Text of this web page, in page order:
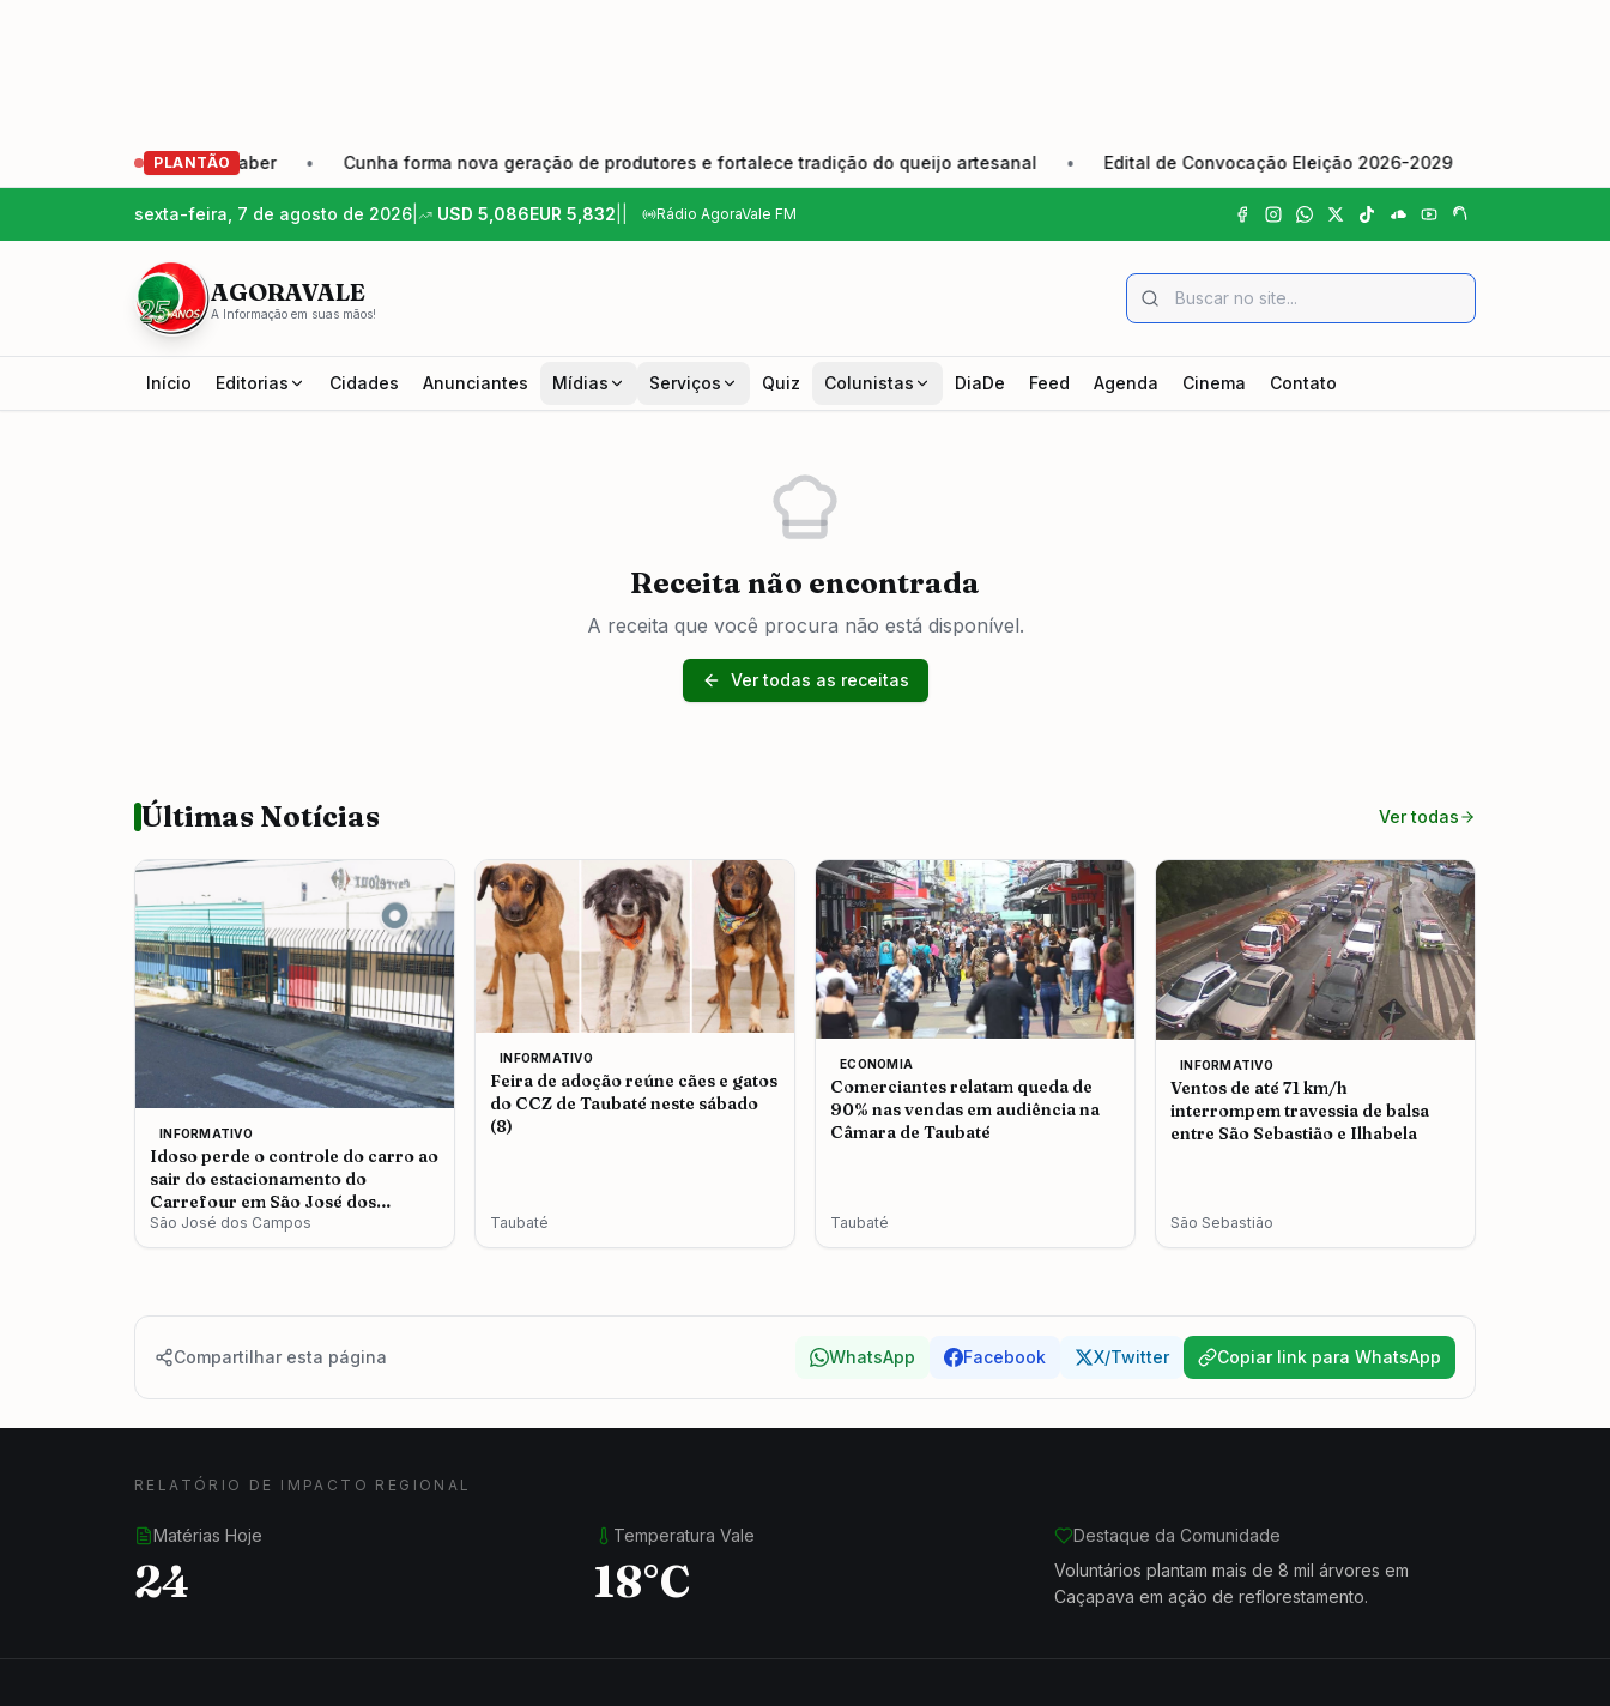
PLANTÃO
precisa saber • Cunha forma nova geração de produtores e fortalece tradição do queijo artesanal • Edital de Convocação Eleição 2026-2029 •
sexta-feira, 7 de agosto de 2026 USD 5,086EUR 5,832 Rádio AgoraVale FM
AGORAVALE
A Informação em suas mãos!
Início Editorias Cidades Anunciantes Mídias Serviços Quiz Colunistas DiaDe Feed Agenda Cinema Contato
Receita não encontrada
A receita que você procura não está disponível.
Ver todas as receitas
Últimas Notícias Ver todas
INFORMATIVO
Idoso perde o controle do carro ao
sair do estacionamento do
Carrefour em São José dos
Campos
São José dos Campos
INFORMATIVO
Feira de adoção reúne cães e gatos
do CCZ de Taubaté neste sábado
(8)
Taubaté
ECONOMIA
Comerciantes relatam queda de
90% nas vendas em audiência na
Câmara de Taubaté
Taubaté
INFORMATIVO
Ventos de até 71 km/h
interrompem travessia de balsa
entre São Sebastião e Ilhabela
São Sebastião
Compartilhar esta página WhatsApp Facebook X/Twitter Copiar link para WhatsApp
RELATÓRIO DE IMPACTO REGIONAL
Matérias Hoje
24
Temperatura Vale
18°C
Destaque da Comunidade
Voluntários plantam mais de 8 mil árvores em
Caçapava em ação de reflorestamento.